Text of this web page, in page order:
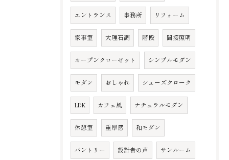
エントランス 事務所 リフォーム
家事室 大理石調 階段 間接照明
オープンクローゼット シンプルモダン
モダン おしゃれ シューズクローク
LDK カフェ風 ナチュラルモダン
休憩室 重厚感 和モダン
パントリー 設計者の声 サンルーム